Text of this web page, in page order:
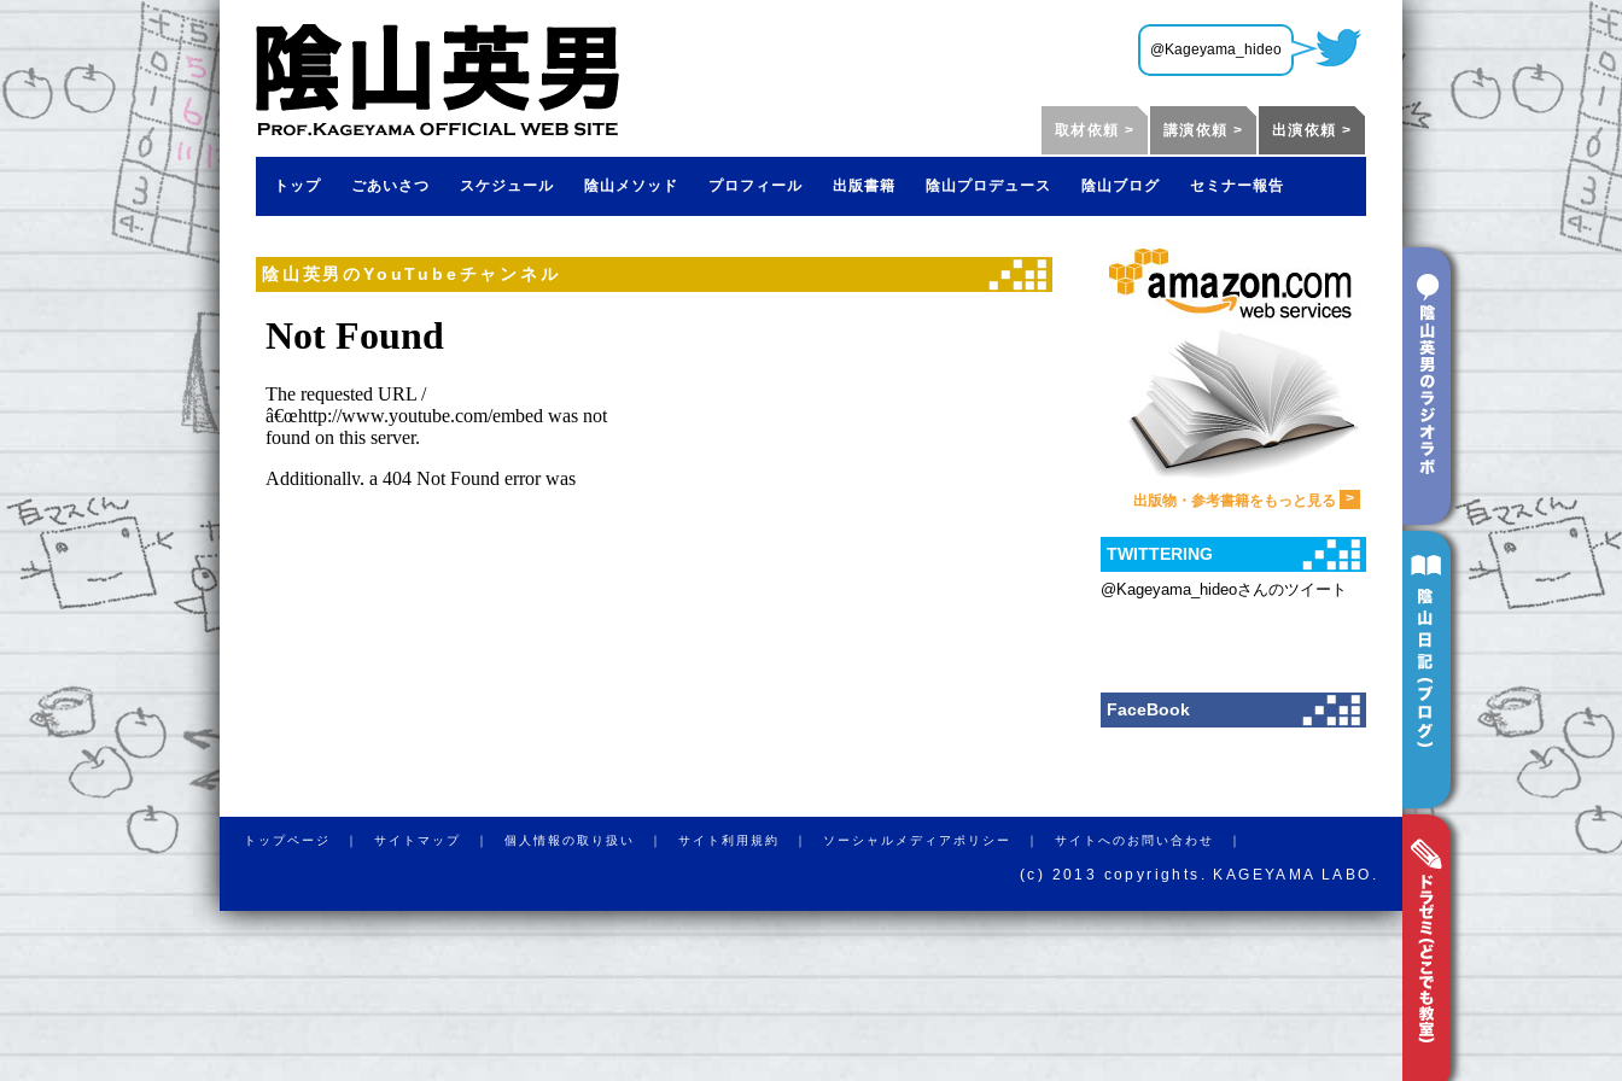
@Kageyama_hideo
トップ ごあいさつ スケジュール 陰山メソッド プロフィール 出版書籍 陰山プロデュース 陰山ブログ セミナー報告
陰山英男のYouTubeチャンネル
出版物・参考書籍をもっと見る >
TWITTERING
@Kageyama_hideoさんのツイート
FaceBook
取材依頼 > 講演依頼 > 出演依頼 >
トップページ ｜ サイトマップ ｜ 個人情報の取り扱い ｜ サイト利用規約 ｜ ソーシャルメディアポリシー ｜ サイトへのお問い合わせ ｜
(c) 2013 copyrights. KAGEYAMA LABO.